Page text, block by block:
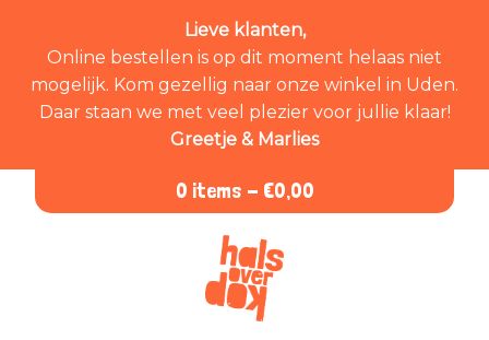
Lieve klanten,
Online bestellen is op dit moment helaas niet
mogelijk. Kom gezellig naar onze winkel in Uden.
Daar staan we met veel plezier voor jullie klaar!
Greetje & Marlies
0 items - €0,00